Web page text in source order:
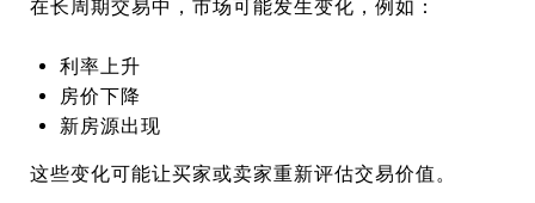
在长周期交易中，市场可能发生变化，例如：
利率上升
房价下降
新房源出现
这些变化可能让买家或卖家重新评估交易价值。